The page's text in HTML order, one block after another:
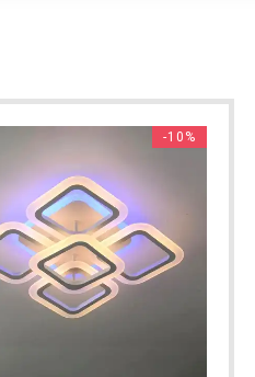
-10%